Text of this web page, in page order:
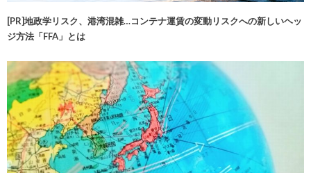
[PR]地政学リスク、港湾混雑…コンテナ運賃の変動リスクへの新しいヘッ
ジ方法「FFA」とは